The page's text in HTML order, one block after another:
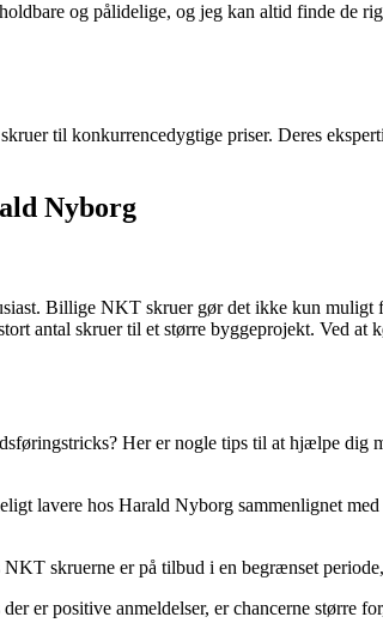
og pålidelige, og jeg kan altid finde de
til konkurrencedygtige priser. Deres
Nyborg
Billige NKT skruer gør det ikke kun muligt
antal skruer til et større byggeprojekt. Ved
Her er nogle tips til at hjælpe dig
lavere hos Harald Nyborg sammenlignet
skruerne er på tilbud i en begrænset
er positive anmeldelser, er chancerne større